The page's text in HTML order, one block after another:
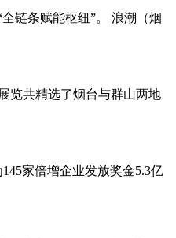
链条赋能枢纽”。 浪潮（烟
览共精选了烟台与群山两地
家倍增企业发放奖金5.3亿